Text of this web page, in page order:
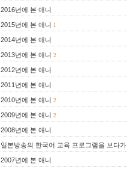
2016년에 본 애니
2015년에 본 애니 1
2014년에 본 애니
2013년에 본 애니 2
2012년에 본 애니
2011년에 본 애니
2010년에 본 애니 2
2009년에 본 애니 2
2008년에 본 애니
일본방송의 한국어 교육 프로그램을 보다가
2007년에 본 애니